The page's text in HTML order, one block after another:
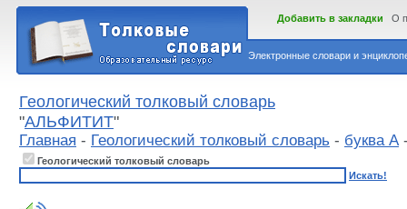
Электронные словари и
Добавить в закладки О
Геологический толковый словарь
"АЛЬФИТИТ"
Главная - Геологический толковый словарь - буква А
Геологический толковый словарь
Искать!